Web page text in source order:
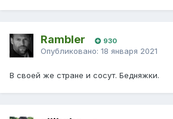
Rambler 930
Опубликовано: 18 января 2021
В своей же стране и сосут. Бедняжки.